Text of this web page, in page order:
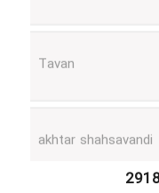
kimiya zirakpoor